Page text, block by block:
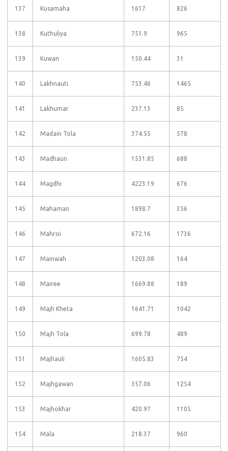
137 Kusamaha 1617 826
138 Kuthuliya 751.9 965
139 Kuwan 150.44 31
140 Lakhnauti 753.46 1465
141 Lakhumar 237.13 85
142 Madain Tola 374.55 578
143 Madhaun 1531.85 688
144 Magdhi 4223.19 676
145 Mahaman 1898.7 356
146 Mahroi 672.16 1736
147 Mainwah 1203.08 164
148 Mairee 1669.88 189
149 Majh Kheta 1641.71 1042
150 Majh Tola 699.78 489
151 Majhauli 1605.83 754
152 Majhgawan 357.06 1254
153 Majhokhar 420.97 1105
154 Mala 218.37 960